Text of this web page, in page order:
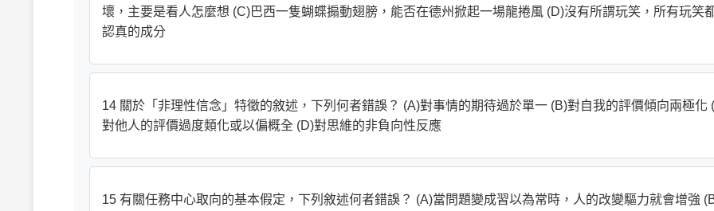
壞，主要是看人怎麼想 (C)巴西一隻蝴蝶搧動翅膀，能否在德州掀起一場龍捲風 (D)沒有所謂玩笑，所有玩笑
認真的成分
14 關於「非理性信念」特徵的敘述，下列何者錯誤？ (A)對事情的期待過於單一 (B)對自我的評價傾向兩極化
對他人的評價過度類化或以偏概全 (D)對思維的非負向性反應
15 有關任務中心取向的基本假定，下列敘述何者錯誤？ (A)當問題變成習以為常時，人的改變驅力就會增強